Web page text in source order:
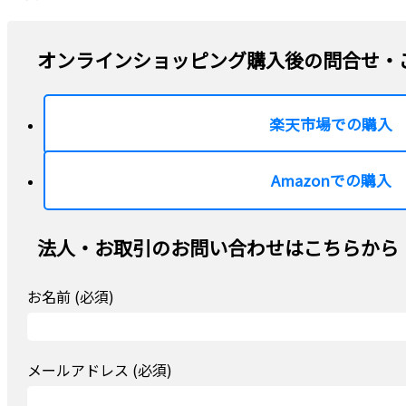
オンラインショッピング購入後の問合せ・
楽天市場での購入
Amazonでの購入
法人・お取引のお問い合わせはこちらから
お名前 (必須)
メールアドレス (必須)